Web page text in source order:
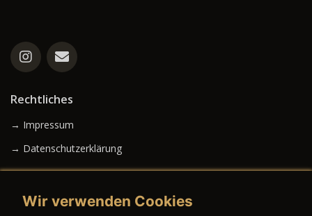
Rechtliches
→ Impressum
→ Datenschutzerklärung
Wir verwenden Cookies